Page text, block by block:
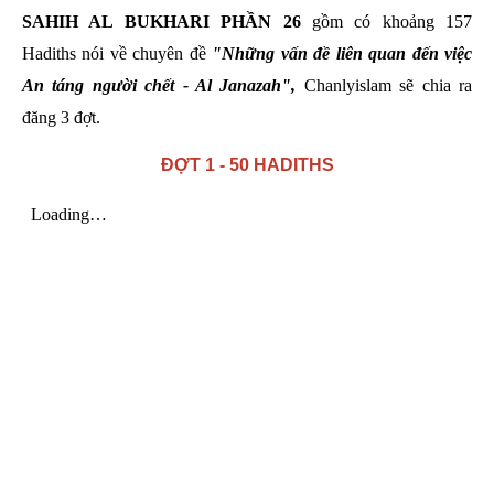
SAHIH AL BUKHARI PHẦN 26gồm có khoảng 157
Hadiths nói về chuyên đề "Những vấn đề liên quan đến việc
An táng người chết - Al Janazah", Chanlyislam sẽ chia ra
đăng 3 đợt.
ĐỢT 1 - 50 HADITHS